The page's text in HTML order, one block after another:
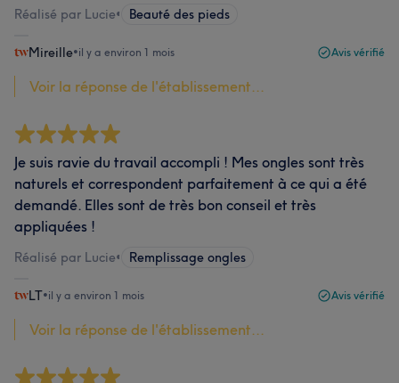
Réalisé par Lucie• Beauté des pieds
Mireille•il y a environ 1 mois Avis vérifié
Voir la réponse de l'établissement...
Je suis ravie du travail accompli ! Mes ongles sont très
naturels et correspondent parfaitement à ce qui a été
demandé. Elles sont de très bon conseil et très
appliquées !
Réalisé par Lucie• Remplissage ongles
LT•il y a environ 1 mois Avis vérifié
Voir la réponse de l'établissement...